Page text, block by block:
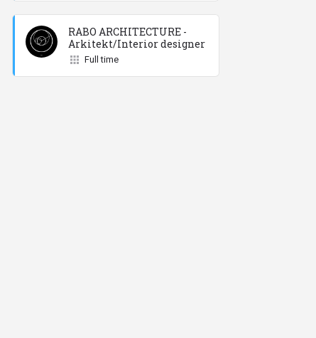
RABO ARCHITECTURE -
Arkitekt/Interior designer
Full time